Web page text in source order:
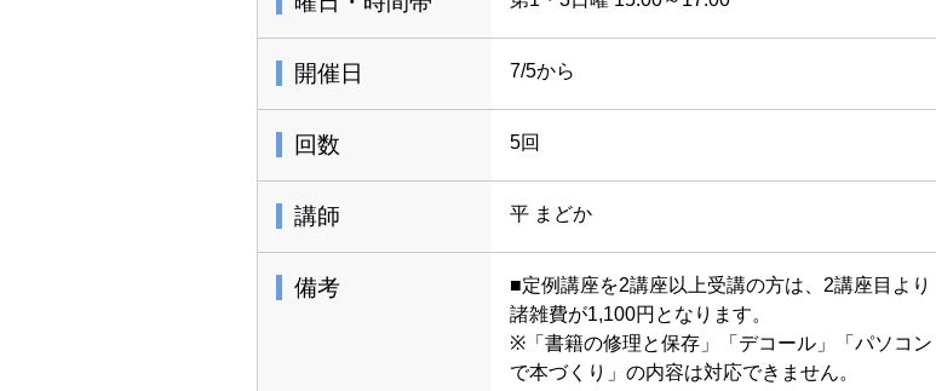
開催日 7/5から
回数 5回
講師 平 まどか
備考
■定例講座を2講座以上受講の方は、2講座目より
諸雑費が1,100円となります。
※「書籍の修理と保存」「デコール」「パソコン
で本づくり」の内容は対応できません。